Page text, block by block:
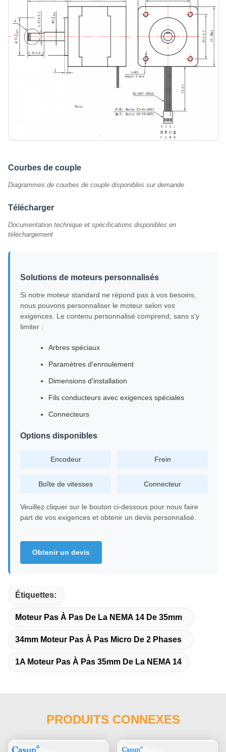
Courbes de couple
Diagrammes de courbes de couple disponibles sur demande
Télécharger
Documentation technique et spécifications disponibles en
téléchargement
Solutions de moteurs personnalisés
Si notre moteur standard ne répond pas à vos besoins,
nous pouvons personnaliser le moteur selon vos
exigences. Le contenu personnalisé comprend, sans s'y
limiter :
Arbres spéciaux
Paramètres d'enroulement
Dimensions d'installation
Fils conducteurs avec exigences spéciales
Connecteurs
Options disponibles
Encodeur Frein
Boîte de vitesses Connecteur
Veuillez cliquer sur le bouton ci-dessous pour nous faire
part de vos exigences et obtenir un devis personnalisé.
Obtenir un devis
Étiquettes:
Moteur Pas À Pas De La NEMA 14 De 35mm
34mm Moteur Pas À Pas Micro De 2 Phases
1A Moteur Pas À Pas 35mm De La NEMA 14
PRODUITS CONNEXES